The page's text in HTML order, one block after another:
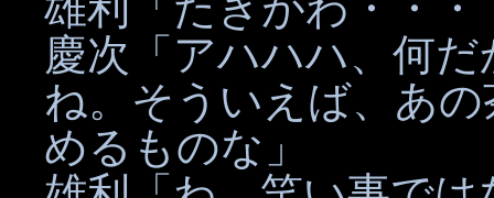
慶次「アハハハ、何
ね。そういえば、あ
めるものな」